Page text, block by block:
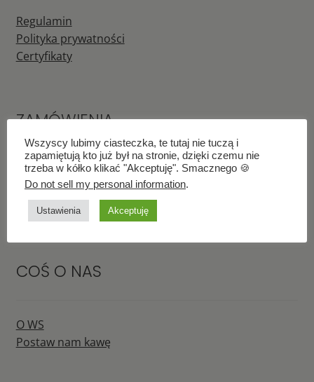
Regulamin
Polityka prywatności
Certyfikaty
ZAMÓWIENIA
Płatności
Wysyłka
Zwroty i Reklamacje
COŚ O NAS
O WS
Postaw nam kawę
Wszyscy lubimy ciasteczka, te tutaj nie tuczą i
zapamiętują kto już był na stronie, dzięki czemu nie
trzeba w kółko klikać "Akceptuję". Smacznego 🍪
Do not sell my personal information.
Ustawienia Akceptuję